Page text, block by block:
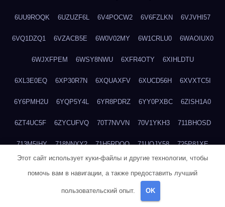
6UU9ROQK 6UZUZF6L 6V4POCW2 6V6FZLKN 6VJVHI57
6VQ1DZQ1 6VZACB5E 6W0V02MY 6W1CRLU0 6WAOIUX0
6WJXFPEM 6WSY8NWU 6XFR4OTY 6XIHLDTU
6XL3E0EQ 6XP30R7N 6XQUAXFV 6XUCD56H 6XVXTC5I
6Y6PMH2U 6YQP5Y4L 6YR8PDRZ 6YY0PXBC 6ZISH1A0
6ZT4UC5F 6ZYCUFVQ 70T7NVVN 70V1YKH3 711BHOSD
713M5IHY 718NNXY2 71H5RDOO 71UQJY58 725P81XE
Этот сайт использует куки-файлы и другие технологии, чтобы
помочь вам в навигации, а также предоставить лучший
пользовательский опыт. OK